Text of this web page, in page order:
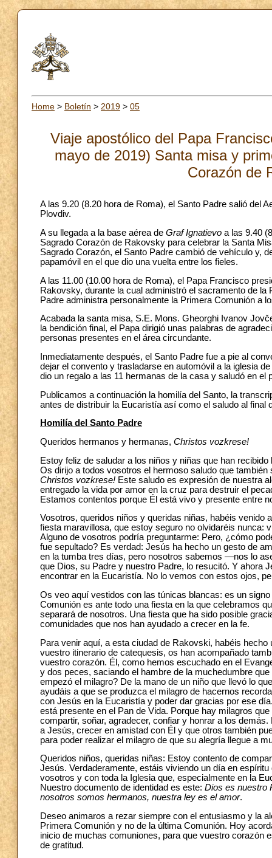
Home > Boletín > 2019 > 05
Viaje apostólico del Papa
mayo de 2019) Santa misa y
Corazón de
A las 9.20 (8.20 hora de Roma), el Santo Padre salió del
Plovdiv.
A su llegada a la base aérea de Graf Ignatievo a las 9.40
Sagrado Corazón de Rakovsky para celebrar la Santa
Sagrado Corazón, el Santo Padre cambió de vehículo y,
papamóvil en el que dio una vuelta entre los fieles.
A las 11.00 (10.00 hora de Roma), el Papa Francisco
Rakovsky, durante la cual administró el sacramento de
Padre administra personalmente la Primera Comunión a
Acabada la santa misa, S.E. Mons. Gheorghi Ivanov
la bendición final, el Papa dirigió unas palabras de
personas presentes en el área circundante.
Inmediatamente después, el Santo Padre fue a pie al
dejar el convento y trasladarse en automóvil a la iglesia
dio un regalo a las 11 hermanas de la casa y saludó en
Publicamos a continuación la homilía del Santo, la
antes de distribuir la Eucaristía así como el saludo al final
Homilía del Santo Padre
Queridos hermanos y hermanas, Christos vozkrese!
Estoy feliz de saludar a los niños y niñas que han
Os dirijo a todos vosotros el hermoso saludo que
Christos vozkrese! Este saludo es expresión de nuestra
entregado la vida por amor en la cruz para destruir el
Estamos contentos porque Él está vivo y presente entre
Vosotros, queridos niños y queridas niñas, habéis venido
fiesta maravillosa, que estoy seguro no olvidaréis nunca:
Alguno de vosotros podría preguntarme: Pero, ¿cómo
fue sepultado? Es verdad: Jesús ha hecho un gesto de
en la tumba tres días, pero nosotros sabemos —nos lo
que Dios, su Padre y nuestro Padre, lo resucitó. Y ahora
encontrar en la Eucaristía. No lo vemos con estos ojos,
Os veo aquí vestidos con las túnicas blancas: es un
Comunión es ante todo una fiesta en la que celebramos
separará de nosotros. Una fiesta que ha sido posible
comunidades que nos han ayudado a crecer en la fe.
Para venir aquí, a esta ciudad de Rakovski, habéis
vuestro itinerario de catequesis, os han acompañado
vuestro corazón. Él, como hemos escuchado en el
y dos peces, saciando el hambre de la muchedumbre
empezó el milagro? De la mano de un niño que llevó lo
ayudáis a que se produzca el milagro de hacernos
con Jesús en la Eucaristía y poder dar gracias por ese
está presente en el Pan de Vida. Porque hay milagros
compartir, soñar, agradecer, confiar y honrar a los
a Jesús, crecer en amistad con Él y que otros también
para poder realizar el milagro de que su alegría llegue a
Queridos niños, queridas niñas: Estoy contento de
Jesús. Verdaderamente, estáis viviendo un día en
vosotros y con toda la Iglesia que, especialmente en la
Nuestro documento de identidad es este: Dios es nuestro
nosotros somos hermanos, nuestra ley es el amor.
Deseo animaros a rezar siempre con el entusiasmo y la
Primera Comunión y no de la última Comunión. Hoy
inicio de muchas comuniones, para que vuestro corazón
de gratitud.